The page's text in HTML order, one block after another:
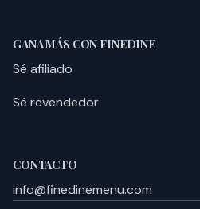
GANA MÁS CON FINEDINE
Sé afiliado
Sé revendedor
CONTACTO
info@finedinemenu.com